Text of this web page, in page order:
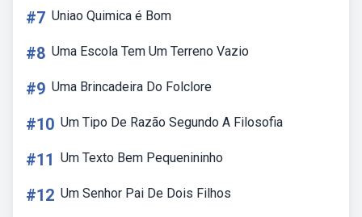
#7 Uniao Quimica é Bom
#8 Uma Escola Tem Um Terreno Vazio
#9 Uma Brincadeira Do Folclore
#10 Um Tipo De Razão Segundo A Filosofia
#11 Um Texto Bem Pequenininho
#12 Um Senhor Pai De Dois Filhos